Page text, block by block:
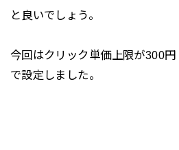
と良いでしょう。
今回はクリック単価上限が300
で設定しました。